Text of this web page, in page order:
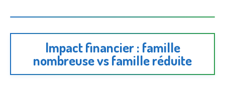
Impact financier : famille
nombreuse vs famille réduite